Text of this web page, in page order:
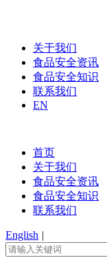
关于我们
食品安全资讯
食品安全知识
联系我们
EN
首页
关于我们
食品安全资讯
食品安全知识
联系我们
English |